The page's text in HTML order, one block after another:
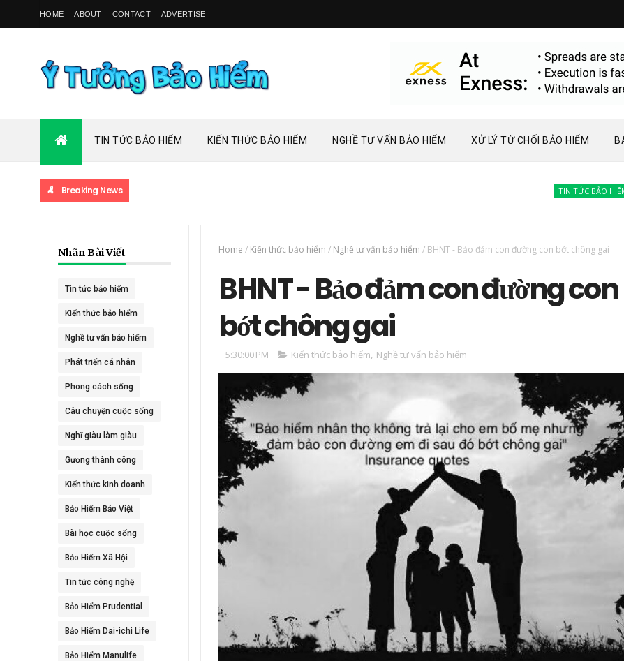
HOME ABOUT CONTACT ADVERTISE
TIN TỨC BẢO HIỂM KIẾN THỨC BẢO HIỂM NGHỀ TƯ VẤN BẢO HIỂM XỬ LÝ TỪ CHỐI BẢO HIỂM
Breaking News TIN TỨC BẢO HIỂM
Nhãn Bài Viết
Tin tức bảo hiểm
Kiến thức bảo hiểm
Nghề tư vấn bảo hiểm
Phát triển cá nhân
Phong cách sống
Câu chuyện cuộc sống
Nghĩ giàu làm giàu
Gương thành công
Kiến thức kinh doanh
Bảo Hiểm Bảo Việt
Bài học cuộc sống
Bảo Hiểm Xã Hội
Tin tức công nghệ
Bảo Hiểm Prudential
Bảo Hiểm Dai-ichi Life
Bảo Hiểm Manulife
Home / Kiến thức bảo hiểm / Nghề tư vấn bảo hiểm / BHNT - Bảo đảm con đường con bớt chông gai
BHNT - Bảo đảm con đường con
bớt chông gai
5:30:00 PM Kiến thức bảo hiểm, Nghề tư vấn bảo hiểm